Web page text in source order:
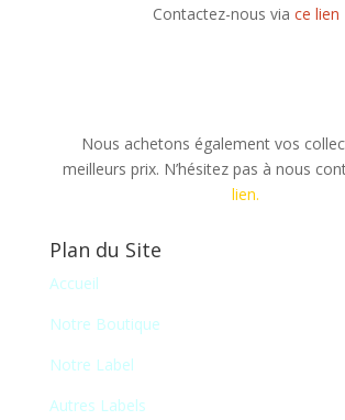
Contactez-nous via ce lien
Nous achetons également vos
meilleurs prix. N’hésitez pas à nous
lien.
Plan du Site
Accueil
Notre Boutique
Notre Label
Autres Labels